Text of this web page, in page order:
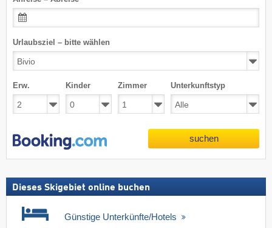
Urlaubsziel – bitte wählen
Erw. Kinder Zimmer Unterkunftstyp
suchen
Dieses Skigebiet online buchen
Günstige Unterkünfte/Hotels